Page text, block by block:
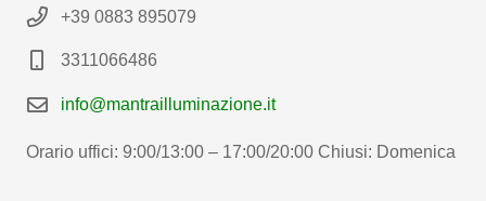
+39 0883 895079
3311066486
info@mantrailluminazione.it
Orario uffici: 9:00/13:00 – 17:00/20:00 Chiusi: Domenica